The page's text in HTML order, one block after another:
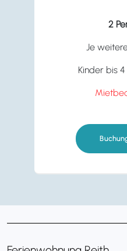
2
Je
Kinder bis